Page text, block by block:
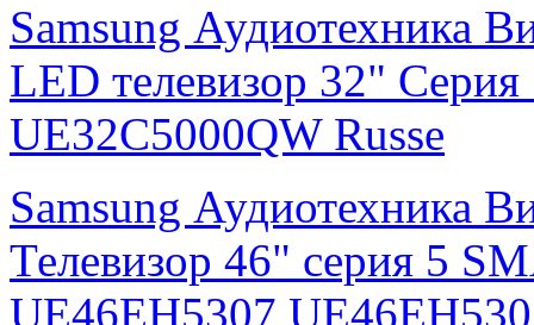
Samsung Аудиотехника
LED телевизор 32"
UE32C5000QW Russe
Samsung Аудиотехника
Телевизор 46" серия 5
UE46EH5307